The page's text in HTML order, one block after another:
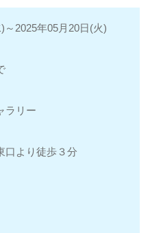
～2025年05月20日(火)
ラリー
口より徒歩３分